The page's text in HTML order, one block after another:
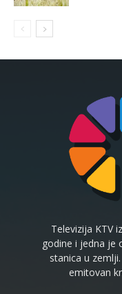
Televizija KTV
godine i jedna je
stanica u
emitovan